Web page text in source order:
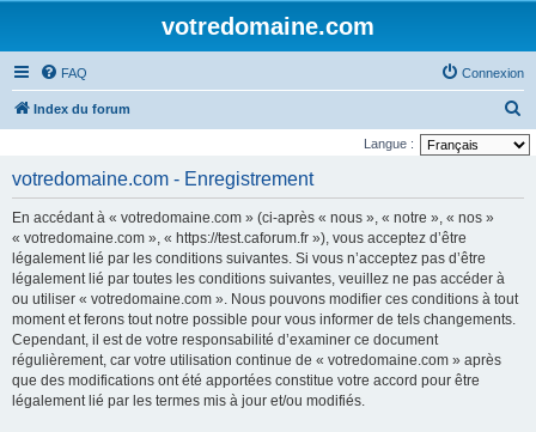
votredomaine.com
FAQ Connexion
Index du forum
e
Langue :
votredomaine.com - Enregistrement
En accédant à « votredomaine.com » (ci-après « nous », « notre », « nos »
« votredomaine.com », « https://test.caforum.fr »), vous acceptez d’être
légalement lié par les conditions suivantes. Si vous n’acceptez pas d’être
légalement lié par toutes les conditions suivantes, veuillez ne pas accéder à
ou utiliser « votredomaine.com ». Nous pouvons modifier ces conditions à tout
moment et ferons tout notre possible pour vous informer de tels changements.
Cependant, il est de votre responsabilité d’examiner ce document
régulièrement, car votre utilisation continue de « votredomaine.com » après
que des modifications ont été apportées constitue votre accord pour être
légalement lié par les termes mis à jour et/ou modifiés.